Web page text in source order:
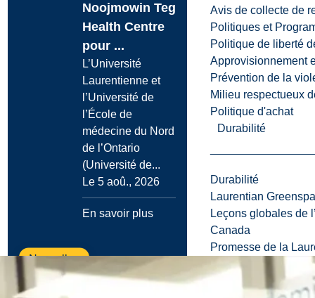
Avis de collecte de
Politiques et
Politique de liberté
Approvisionnement
Prévention de la
Milieu respectueux
Politique d'achat
Durabilité
Durabilité
Laurentian
Leçons globales de
Canada
Promesse de la
Noojmowin Teg
Health Centre
pour ...
L’Université
Laurentienne et
l’Université de
l’École de
médecine du Nord
de l’Ontario
(Université de...
Le 5 aoû., 2026
En savoir plus
Nouvelles
Projets
d’infrastructure